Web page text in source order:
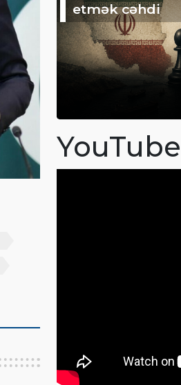
etmək cəhdi
YouTube